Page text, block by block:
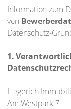
Information zum
von
Datenschutz-
1.
Hegerich
Am Westpark 7